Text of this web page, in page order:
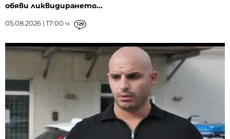
обяви ликвидирането...
05.08.2026 | 17:00 ч. 129